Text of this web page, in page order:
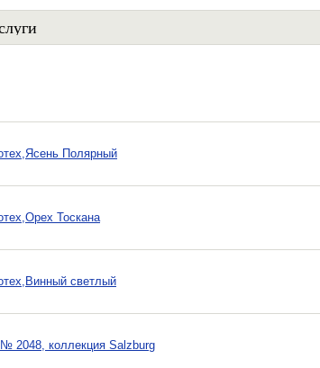
Полярный
Тоскана
светлый
2048, коллекция Salzburg